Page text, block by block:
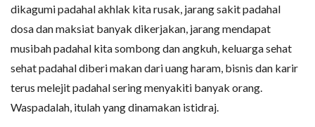
dikagumi padahal akhlak kita rusak, jarang sakit padahal
dosa dan maksiat banyak dikerjakan, jarang mendapat
musibah padahal kita sombong dan angkuh, keluarga sehat
sehat padahal diberi makan dari uang haram, bisnis dan karir
terus melejit padahal sering menyakiti banyak orang.
Waspadalah, itulah yang dinamakan istidraj.